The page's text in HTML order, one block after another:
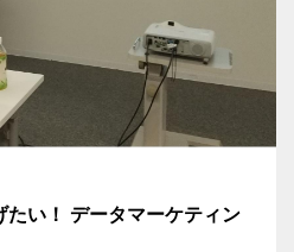
い！ データマーケティン